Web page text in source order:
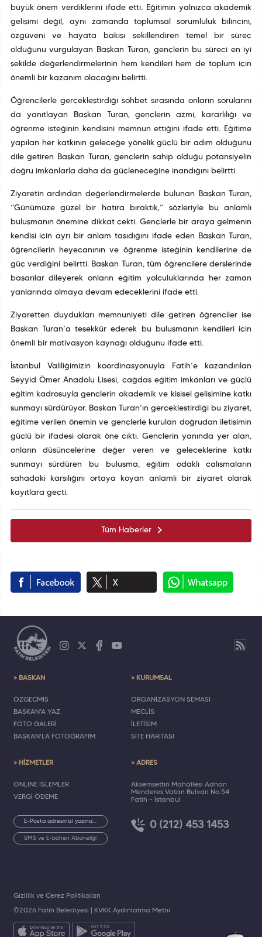
büyük önem verdiklerini ifade etti. Eğitimin yalnızca akademik
gelişimi değil, aynı zamanda toplumsal sorumluluk bilincini,
özgüveni ve hayata bakışı şekillendiren temel bir süreç
olduğunu vurgulayan Başkan Turan, gençlerin bu süreci en iyi
şekilde değerlendirmelerinin hem kendileri hem de toplum için
önemli bir kazanım olacağını belirtti.
Öğrencilerle gerçekleştirdiği sohbet sırasında onların sorularını
da yanıtlayan Başkan Turan, gençlerin azmi, kararlılığı ve
öğrenme isteğinin kendisini memnun ettiğini ifade etti. Eğitime
yapılan her katkının geleceğe yönelik güçlü bir adım olduğunu
dile getiren Başkan Turan, gençlerin sahip olduğu potansiyelin
doğru imkânlarla daha da güçleneceğine inandığını belirtti.
Ziyaretin ardından değerlendirmelerde bulunan Başkan Turan,
“Günümüze güzel bir hatıra bıraktık,” sözleriyle bu anlamlı
buluşmanın önemine dikkat çekti. Gençlerle bir araya gelmenin
kendisi için ayrı bir anlam taşıdığını ifade eden Başkan Turan,
öğrencilerin heyecanının ve öğrenme isteğinin kendilerine de
güç verdiğini belirtti. Başkan Turan, tüm öğrencilere derslerinde
başarılar dileyerek onların eğitim yolculuklarında her zaman
yanlarında olmaya devam edeceklerini ifade etti.
Ziyaretten duydukları memnuniyeti dile getiren öğrenciler ise
Başkan Turan’a teşekkür ederek bu buluşmanın kendileri için
önemli bir motivasyon kaynağı olduğunu ifade etti.
İstanbul Valiliğimizin koordinasyonuyla Fatih’e kazandırılan
Seyyid Ömer Anadolu Lisesi, çağdaş eğitim imkânları ve güçlü
eğitim kadrosuyla gençlerin akademik ve kişisel gelişimine katkı
sunmayı sürdürüyor. Başkan Turan’ın gerçekleştirdiği bu ziyaret,
eğitime verilen önemin ve gençlerle kurulan doğrudan iletişimin
güçlü bir ifadesi olarak öne çıktı. Gençlerin yanında yer alan,
onların düşüncelerine değer veren ve geleceklerine katkı
sunmayı sürdüren bu buluşma, eğitim odaklı çalışmaların
sahadaki karşılığını ortaya koyan anlamlı bir ziyaret olarak
kayıtlara geçti.
Tüm Haberler
> BAŞKAN
ÖZGEÇMİŞ
BAŞKAN'A YAZ
FOTO GALERİ
BAŞKAN'LA FOTOĞRAFIM
> KURUMSAL
ORGANİZASYON ŞEMASI
MECLİS
İLETİŞİM
SİTE HARİTASI
> HİZMETLER
ONLINE İŞLEMLER
VERGİ ÖDEME
SMS ve E-bülten Aboneliği
> ADRES
Akşemsettin Mahallesi Adnan
Menderes Vatan Bulvarı No:54
Fatih - İstanbul
0 (212) 453 1453
©2026 Fatih Belediyesi | KVKK Aydınlatma Metni
Gizlilik ve Çerez Politikaları